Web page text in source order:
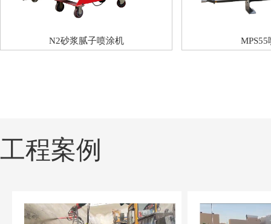
N2砂浆腻子喷涂机
工程案例